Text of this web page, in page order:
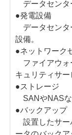
データセンタ
●発電設備
データセンタ
設備。
●ネットワーク
ファイアウォ
キュリティサー
●ストレージ
SANやNASな
●バックアップ
設置したサー